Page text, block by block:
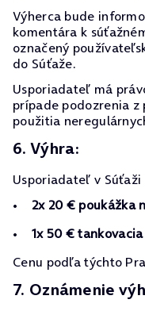
Výherca bude
komentára k
označený
do Súťaže.
Usporiadateľ má
prípade podozrenia z
použitia
6. Výhra:
Usporiadateľ v
2x 20 € poukážka
1x 50 €
Cenu podľa týchto
7. Oznámenie